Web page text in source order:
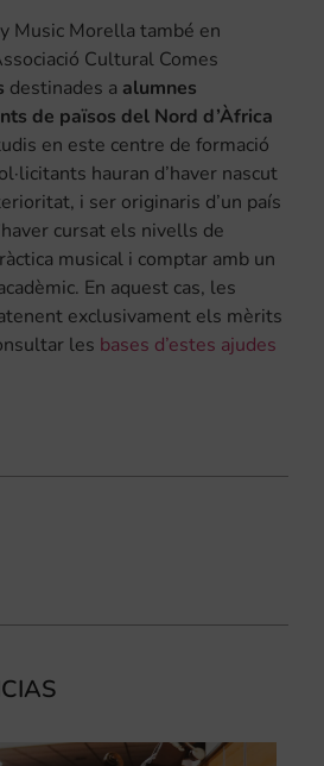
Music Morella també en
Cultural Comes
destinades a alumnes
de països del Nord d’Àfrica
en este centre de formació
hauran d’haver nascut
i ser originaris d’un país
cursat els nivells de
musical i comptar amb un
En aquest cas, les
exclusivament els mèrits
les bases d’estes ajudes